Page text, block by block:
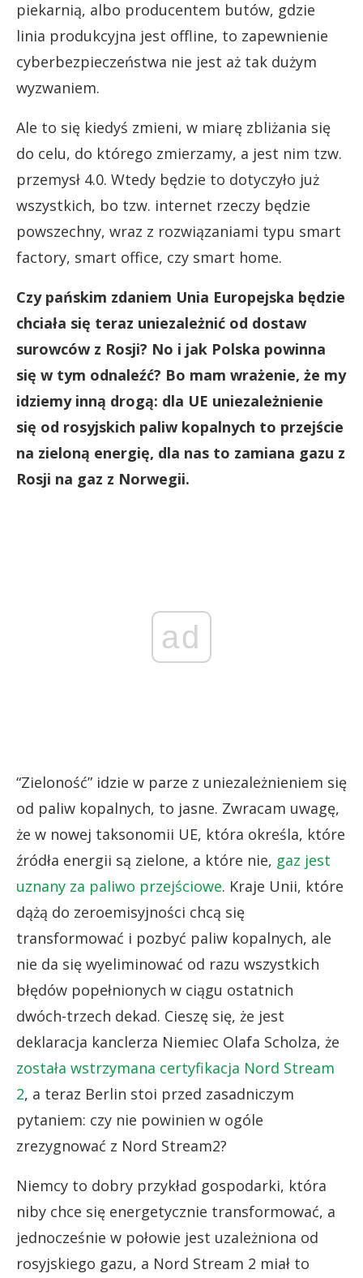
piekarnią, albo producentem butów, gdzie
linia produkcyjna jest offline, to zapewnienie
cyberbezpieczeństwa nie jest aż tak dużym
wyzwaniem.
Ale to się kiedyś zmieni, w miarę zbliżania się
do celu, do którego zmierzamy, a jest nim tzw.
przemysł 4.0. Wtedy będzie to dotyczyło już
wszystkich, bo tzw. internet rzeczy będzie
powszechny, wraz z rozwiązaniami typu smart
factory, smart office, czy smart home.
Czy pańskim zdaniem Unia Europejska będzie
chciała się teraz uniezależnić od dostaw
surowców z Rosji? No i jak Polska powinna
się w tym odnaleźć? Bo mam wrażenie, że my
idziemy inną drogą: dla UE uniezależnienie
się od rosyjskich paliw kopalnych to przejście
na zieloną energię, dla nas to zamiana gazu z
Rosji na gaz z Norwegii.
ad
“Zieloność” idzie w parze z uniezależnieniem się
od paliw kopalnych, to jasne. Zwracam uwagę,
że w nowej taksonomii UE, która określa, które
źródła energii są zielone, a które nie, gaz jest
uznany za paliwo przejściowe. Kraje Unii, które
dążą do zeroemisyjności chcą się
transformować i pozbyć paliw kopalnych, ale
nie da się wyeliminować od razu wszystkich
błędów popełnionych w ciągu ostatnich
dwóch-trzech dekad. Cieszę się, że jest
deklaracja kanclerza Niemiec Olafa Scholza, że
została wstrzymana certyfikacja Nord Stream
2, a teraz Berlin stoi przed zasadniczym
pytaniem: czy nie powinien w ogóle
zrezygnować z Nord Stream2?
Niemcy to dobry przykład gospodarki, która
niby chce się energetycznie transformować, a
jednocześnie w połowie jest uzależniona od
rosyjskiego gazu, a Nord Stream 2 miał to